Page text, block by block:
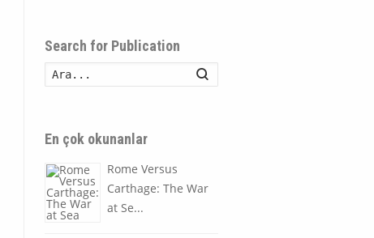
Search for Publication
En çok okunanlar
Rome Versus
Carthage: The War
at Se...